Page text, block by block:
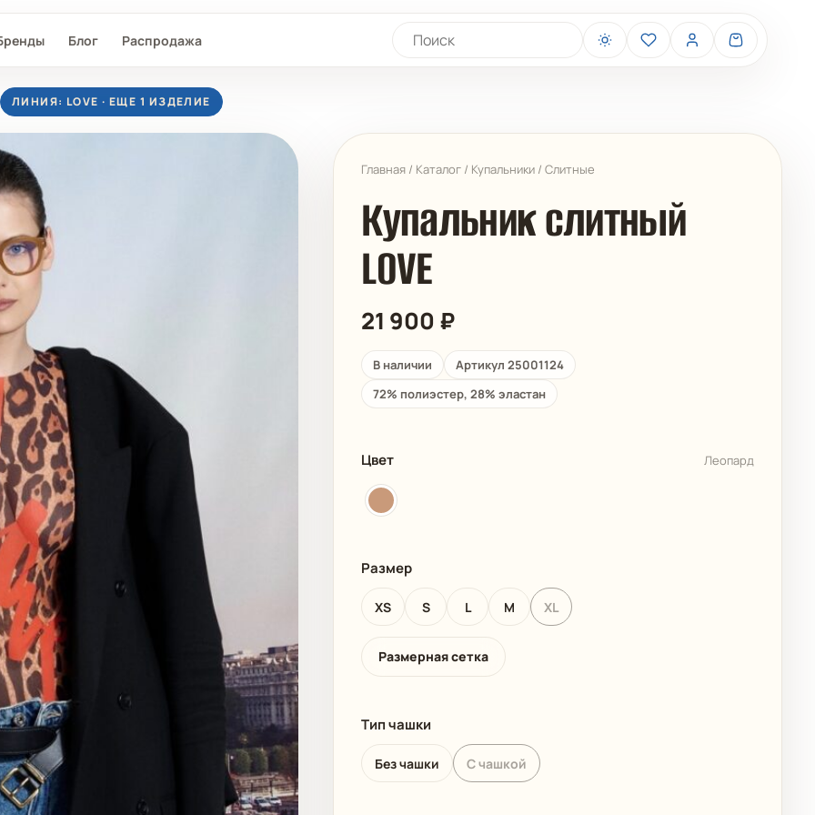
ПЛЯЖНАЯ ОДЕЖДА
D-NU-D
Блог Распродажа Поиск товаров
ЛИНИЯ: LOVE · ЕЩЕ 1 ИЗДЕЛИЕ
Главная / Каталог / Купальники /Слитные
Купальник слитный
LOVE
21 900 ₽
В наличии
Артикул 25001124
72% полиэстер, 28% эластан
Цвет Леопард
Размер
XS S L M XL
Размерная сетка
Тип чашки
Без чашки С чашкой